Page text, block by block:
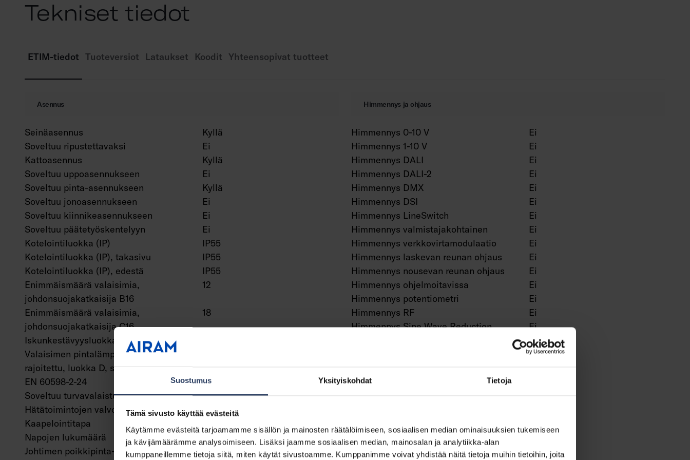
Suostumus Yksityiskohdat Tietoja
Tämä sivusto käyttää evästeitä
Käytämme evästeitä tarjoamamme sisällön ja mainosten räätälöimiseen, sosiaalisen median ominaisuuksien tukemiseen
ja kävijämäärämme analysoimiseen. Lisäksi jaamme sosiaalisen median, mainosalan ja analytiikka-alan
kumppaneillemme tietoja siitä, miten käytät sivustoamme. Kumppanimme voivat yhdistää näitä tietoja muihin tietoihin, joita
Tekniset tiedot
ETIM-tiedot Tuoteversiot Lataukset Koodit Yhteensopivat tuotteet
Asennus
Seinäasennus
Kyllä
Soveltuu ripustettavaksi
Ei
Kattoasennus
Kyllä
Soveltuu uppoasennukseen
Ei
Soveltuu pinta-asennukseen
Kyllä
Soveltuu jonoasennukseen
Ei
Soveltuu kiinnikeasennukseen
Ei
Soveltuu päätetyöskentelyyn
Ei
Kotelointiluokka (IP)
IP55
Kotelointiluokka (IP), takasivu
IP55
Kotelointiluokka (IP), edestä
IP55
Enimmäismäärä valaisimia,
johdonsuojakatkaisija B16
12
Enimmäismäärä valaisimia,
johdonsuojakatkaisija C16
18
Iskunkestävyysluokka
Valaisimen pintalämpötila on
rajoitettu, luokka D, standardi DIN
EN 60598-2-24
Soveltuu turvavalaistukseen
Ei
Hätätoimintojen valvontajärjestelmä
Ei ole
Kaapelointitapa
Napojen lukumäärä
Johtimen poikkipinta-ala (mm²)
2.5 mm²
Himmennys ja ohjaus
Himmennys 0-10 V
Ei
Himmennys 1-10 V
Ei
Himmennys DALI
Ei
Himmennys DALI-2
Ei
Himmennys DMX
Ei
Himmennys DSI
Ei
Himmennys LineSwitch
Ei
Himmennys valmistajakohtainen
Ei
Himmennys verkkovirtamodulaatio
Ei
Himmennys laskevan reunan ohjaus
Ei
Himmennys nousevan reunan ohjaus
Ei
Himmennys ohjelmoitavissa
Ei
Himmennys potentiometri
Ei
Himmennys RF
Ei
Himmennys Sine Wave Reduction
Ei
Ei
Ei
Painonappihimmennys
Ei
Ilman himmennystoimintoa
Sisältää läsnäolotunnistimen
Ei
Vakiovalovirta-ohjaus (CLO)
Bluetooth -ohjattava
Ei